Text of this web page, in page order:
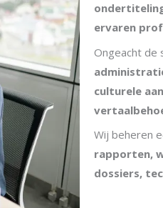
ervaren
Ongeacht de
culturele
Wij beheren
rapporten,
dossiers,